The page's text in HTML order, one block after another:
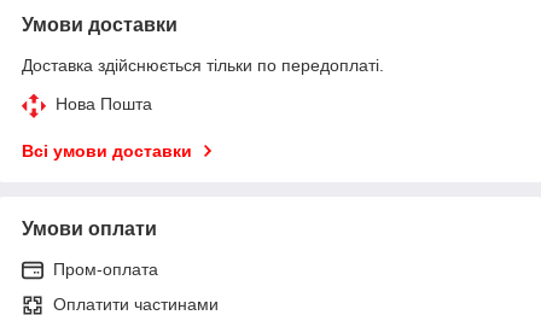
Умови доставки
Доставка здійснюється тільки по передоплаті.
Нова Пошта
Всі умови доставки
Умови оплати
Пром-оплата
Оплатити частинами